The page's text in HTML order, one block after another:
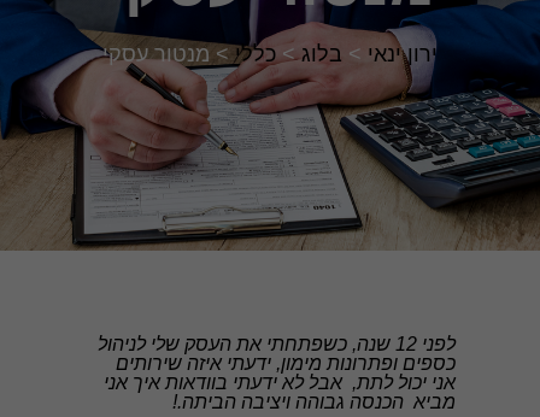
ירון ינאי > בלוג>כללי> מנטור עסקי
לפני 12 שנה, כשפתחתי את העסק שלי לניהול
כספים ופתרונות מימון, ידעתי איזה שירותים
אני יכול לתת, אבל לא ידעתי בוודאות איך אני
מביא הכנסה גבוהה ויציבה הביתה.!